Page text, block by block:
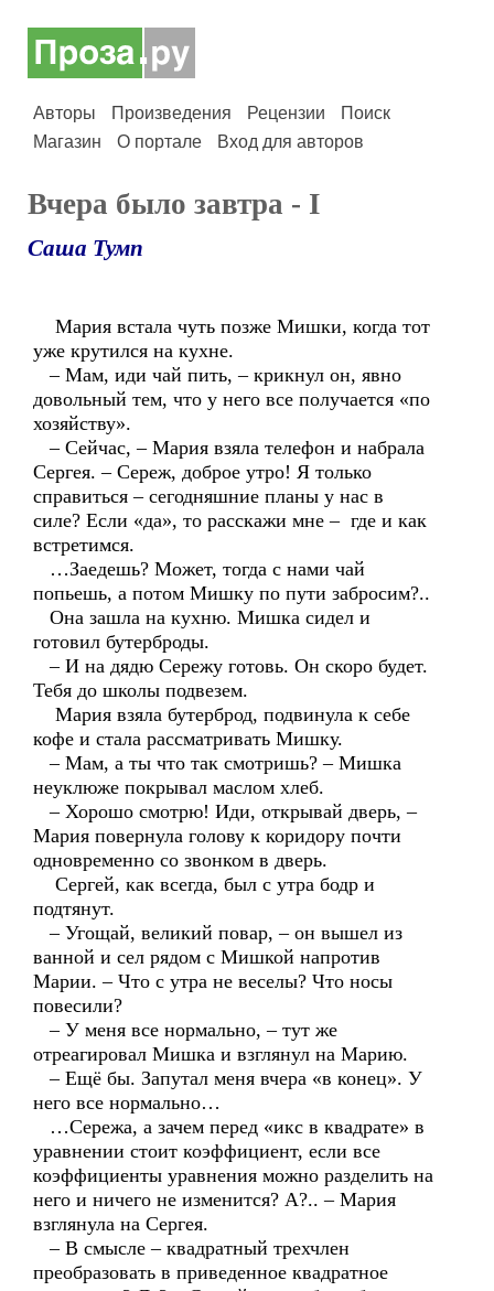
Авторы Произведения Рецензии
Поиск
Магазин
О портале Вход для авторов
Вчера было завтра - I
Саша Тумп
Мария встала чуть позже Мишки, когда тот
уже крутился на кухне.
– Мам, иди чай пить, – крикнул он, явно
довольный тем, что у него все получается «по
хозяйству».
– Сейчас, – Мария взяла телефон и набрала
Сергея. – Сереж, доброе утро! Я только
справиться – сегодняшние планы у нас в
силе? Если «да», то расскажи мне – где и как
встретимся.
…Заедешь? Может, тогда с нами чай
попьешь, а потом Мишку по пути забросим?..
Она зашла на кухню. Мишка сидел и
готовил бутерброды.
– И на дядю Сережу готовь. Он скоро будет.
Тебя до школы подвезем.
Мария взяла бутерброд, подвинула к себе
кофе и стала рассматривать Мишку.
– Мам, а ты что так смотришь? – Мишка
неуклюже покрывал маслом хлеб.
– Хорошо смотрю! Иди, открывай дверь, –
Мария повернула голову к коридору почти
одновременно со звонком в дверь.
Сергей, как всегда, был с утра бодр и
подтянут.
– Угощай, великий повар, – он вышел из
ванной и сел рядом с Мишкой напротив
Марии. – Что с утра не веселы? Что носы
повесили?
– У меня все нормально, – тут же
отреагировал Мишка и взглянул на Марию.
– Ещё бы. Запутал меня вчера «в конец». У
него все нормально…
…Сережа, а зачем перед «икс в квадрате» в
уравнении стоит коэффициент, если все
коэффициенты уравнения можно разделить на
него и ничего не изменится? А?.. – Мария
взглянула на Сергея.
– В смысле – квадратный трехчлен
преобразовать в приведенное квадратное